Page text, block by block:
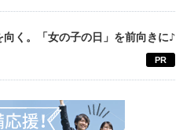
向く。「女の子の日」を前向きに♪
PR